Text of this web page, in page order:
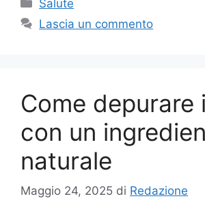
Salute
Lascia un commento
Come depurare
con un
naturale
Maggio 24, 2025 di Redazione